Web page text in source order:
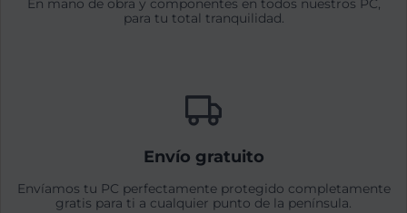
En mano de obra y componentes en todos nuestros PC,
para tu total tranquilidad.
Envío gratuito
Envíamos tu PC perfectamente protegido completamente
gratis para ti a cualquier punto de la península.